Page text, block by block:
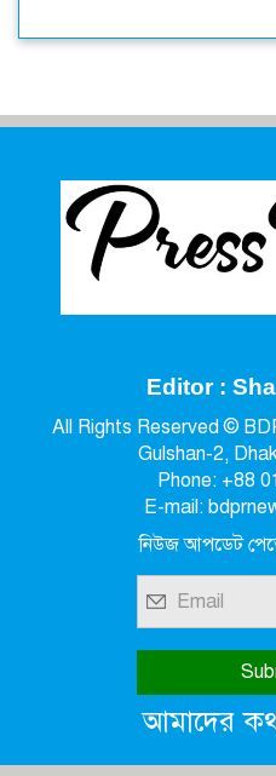
Editor :
All Rights Reserved ©
Gulshan-2,
Phone: +88
E-mail:
নিউজ আপডেট
আমাদের